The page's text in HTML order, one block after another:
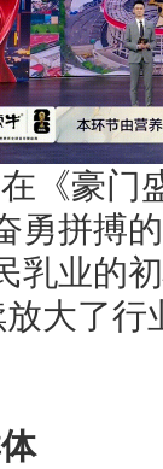
《豪
勇拼搏
乳业的
大了